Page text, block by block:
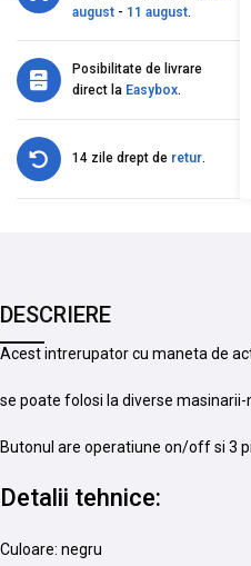
august - 11 august.
Posibilitate de livrare
direct la Easybox.
14 zile drept de retur.
DESCRIERE
Acest intrerupator cu maneta de
se poate folosi la diverse masinarii-
Butonul are operatiune on/off si 3
Detalii tehnice:
Culoare: negru